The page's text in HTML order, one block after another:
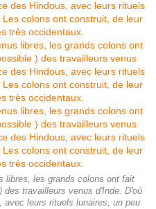
libres, les grands colons ont fait
des travailleurs venus d'Inde. D'où
avec leurs rituels lunaires, un peu